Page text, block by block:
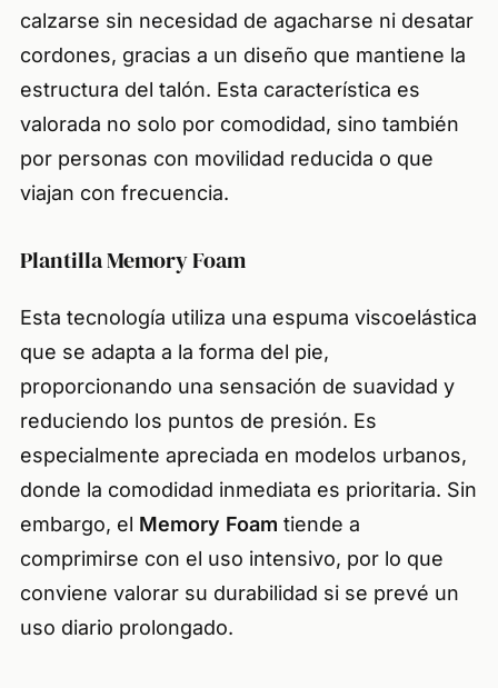
calzarse sin necesidad de agacharse ni desatar
cordones, gracias a un diseño que mantiene la
estructura del talón. Esta característica es
valorada no solo por comodidad, sino también
por personas con movilidad reducida o que
viajan con frecuencia.
Plantilla Memory Foam
Esta tecnología utiliza una espuma viscoelástica
que se adapta a la forma del pie,
proporcionando una sensación de suavidad y
reduciendo los puntos de presión. Es
especialmente apreciada en modelos urbanos,
donde la comodidad inmediata es prioritaria. Sin
embargo, el Memory Foam tiende a
comprimirse con el uso intensivo, por lo que
conviene valorar su durabilidad si se prevé un
uso diario prolongado.